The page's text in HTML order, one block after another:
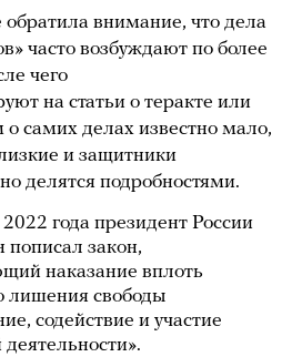
внимание, что дела
часто возбуждают по более
чего
на статьи о теракте или
самих делах известно мало,
и защитники
делятся подробностями.
года президент России
закон,
наказание вплоть
лишения свободы
содействие и участие